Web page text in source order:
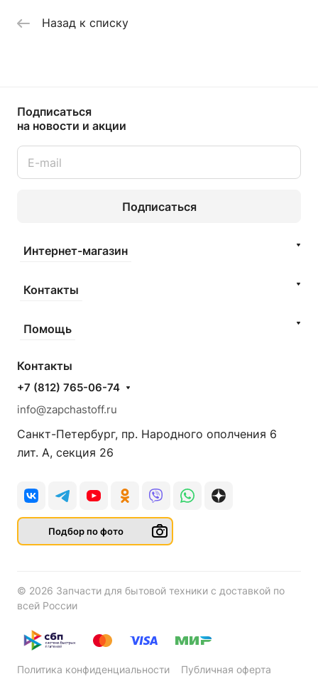
Назад к списку
Подписаться
на новости и акции
Подписаться
Интернет-магазин
Контакты
Помощь
Контакты
+7 (812) 765-06-74
info@zapchastoff.ru
Санкт-Петербург, пр. Народного ополчения 6
лит. А, секция 26
Подбор по фото
© 2026 Запчасти для бытовой техники с доставкой по
всей России
Политика конфиденциальности Публичная оферта